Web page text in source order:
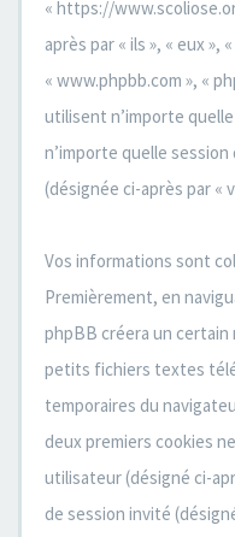
« https://
après par « ils », « eux »,
« www.phpbb.com », «
utilisent n’importe
n’importe quelle
(désignée ci-après par «
Vos informations sont
Premièrement, en
phpBB créera un certain
petits fichiers textes
temporaires du
deux premiers cookies
utilisateur (désigné ci-
de session invité